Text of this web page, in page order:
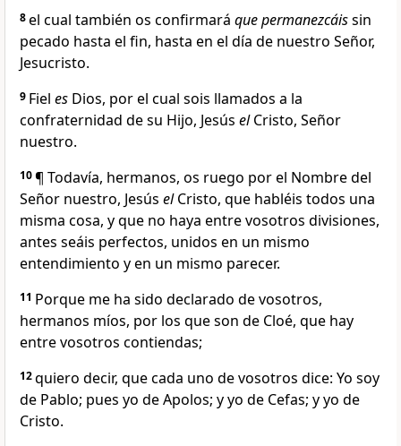
8el cual también os confirmará que permanezcáissin
pecado hasta el fin, hasta en el día de nuestro Señor,
Jesucristo.
9 Fiel es Dios, por el cual sois llamados a la
confraternidad de su Hijo, Jesús elCristo, Señor
nuestro.
10¶ Todavía, hermanos, os ruego por el Nombre del
Señor nuestro, Jesús elCristo, que habléis todos una
misma cosa, y que no haya entre vosotros divisiones,
antes seáis perfectos, unidos en un mismo
entendimiento y en un mismo parecer.
11 Porque me ha sido declarado de vosotros,
hermanos míos, por los que son de Cloé, que hay
entre vosotros contiendas;
12quiero decir, que cada uno de vosotros dice: Yo soy
de Pablo; pues yo de Apolos; y yo de Cefas; y yo de
Cristo.